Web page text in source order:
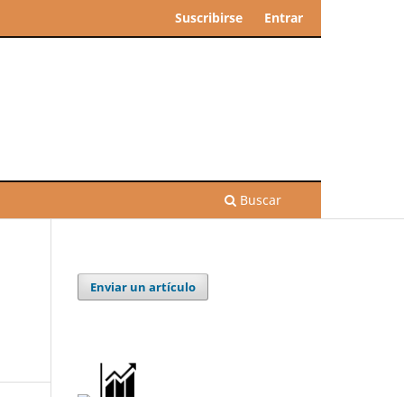
Buscar
Suscribirse Entrar
Enviar un artículo